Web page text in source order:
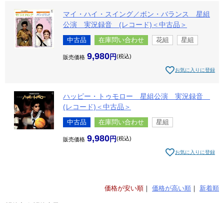
マイ・ハイ・スイング／ボン・バランス 星組
公演 実況録音 (レコード)＜中古品＞
中古品 在庫問い合わせ 花組 星組
販売価格 9,980 税込
お気に入りに登録
ハッピー・トゥモロー 星組公演 実況録音
(レコード)＜中古品＞
中古品 在庫問い合わせ 星組
販売価格 9,980 税込
お気に入りに登録
価格が安い順 価格が高い順 新着順